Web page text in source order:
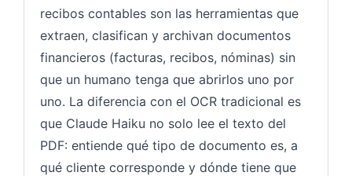
recibos contables son las herramientas que
extraen, clasifican y archivan documentos
financieros (facturas, recibos, nóminas) sin
que un humano tenga que abrirlos uno por
uno. La diferencia con el OCR tradicional es
que Claude Haiku no solo lee el texto del
PDF: entiende qué tipo de documento es, a
qué cliente corresponde y dónde tiene que